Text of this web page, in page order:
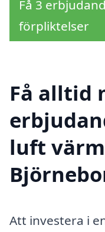
Få 3
förpliktelser
Få alltid
luft
Att investera i